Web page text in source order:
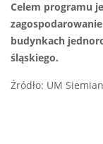
Celem programu
budynkach
śląskiego.
Źródło: UM